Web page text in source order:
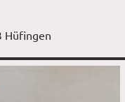
Hüfingen